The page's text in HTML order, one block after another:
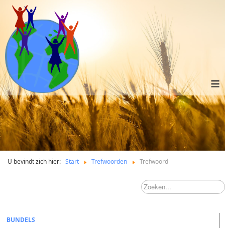
≡
U bevindt zich hier: Start Trefwoorden Trefwoord
BUNDELS